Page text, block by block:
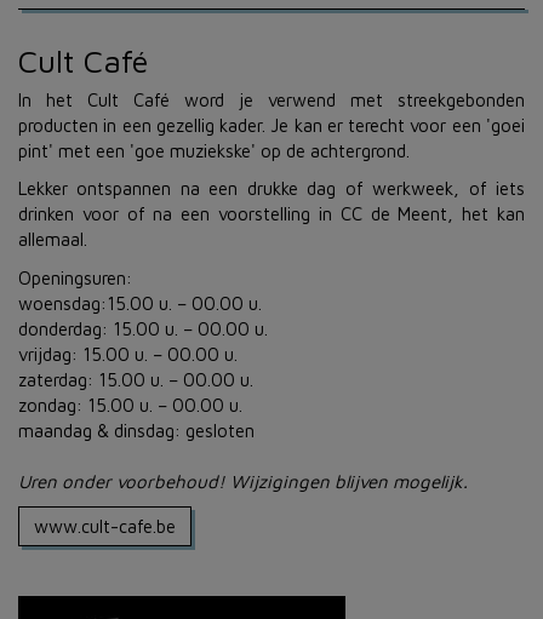
Cult Café
In het Cult Café word je verwend met streekgebonden
producten in een gezellig kader. Je kan er terecht voor een 'goei
pint' met een 'goe muziekske' op de achtergrond.
Lekker ontspannen na een drukke dag of werkweek, of iets
drinken voor of na een voorstelling in CC de Meent, het kan
allemaal.
Openingsuren:
woensdag:15.00 u. – 00.00 u.
donderdag: 15.00 u. – 00.00 u.
vrijdag: 15.00 u. – 00.00 u.
zaterdag: 15.00 u. – 00.00 u.
zondag: 15.00 u. – 00.00 u.
maandag & dinsdag: gesloten
Uren onder voorbehoud! Wijzigingen blijven mogelijk.
www.cult-cafe.be